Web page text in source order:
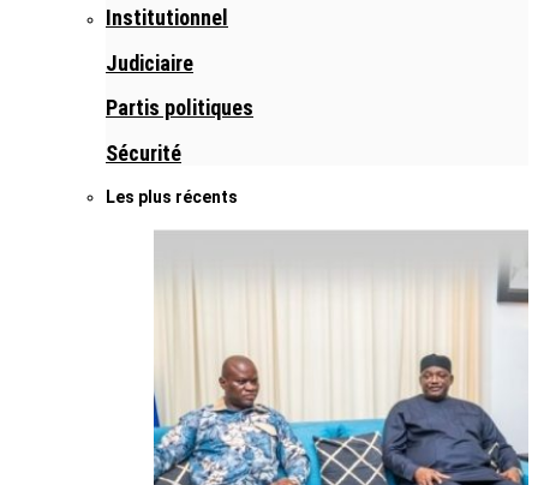
Institutionnel
Judiciaire
Partis politiques
Sécurité
Les plus récents